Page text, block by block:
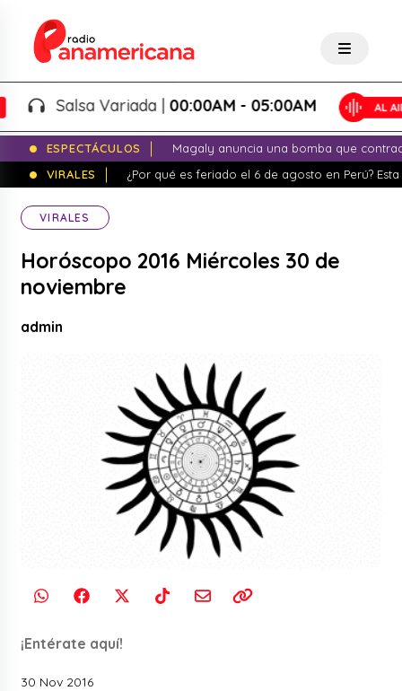
Salsa Variada |00:00AM - 05:00AM
ESPECTÁCULOS
Magaly anuncia una bomba que
VIRALES
¿Por qué es feriado el 6 de agosto en Perú?
VIRALES
Horóscopo 2016 Miércoles 30 de
noviembre
admin
¡Entérate aquí!
30 Nov 2016